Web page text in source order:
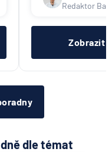
Redaktor
Zobrazit
dle témat